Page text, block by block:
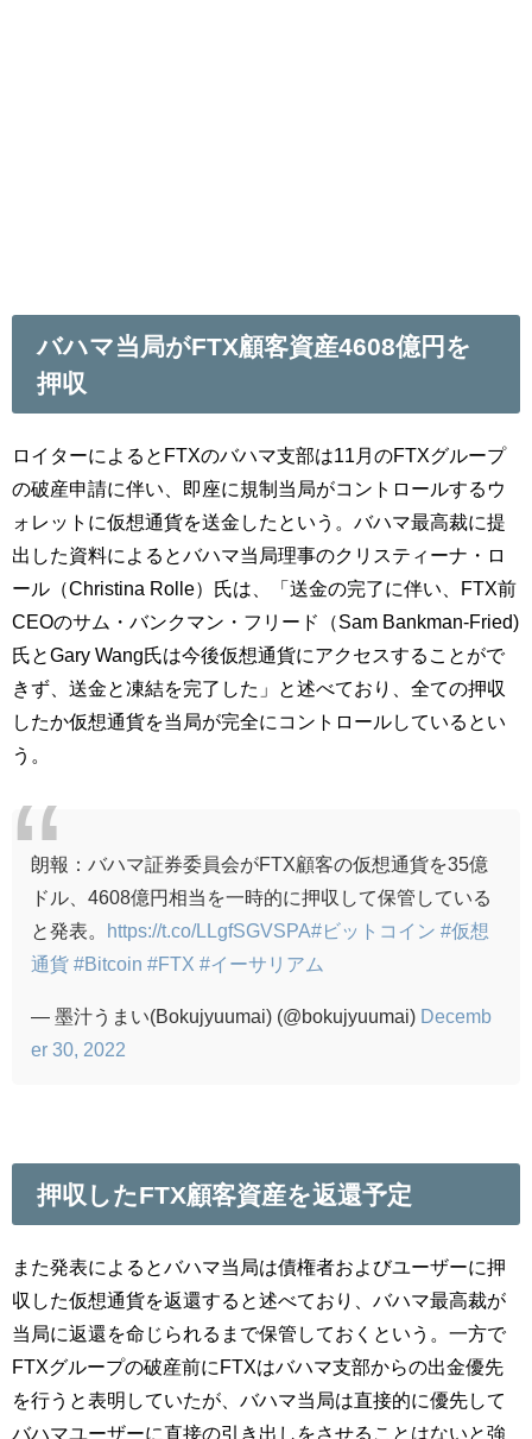
バハマ当局がFTX顧客資産4608億円を
押収
ロイターによるとFTXのバハマ支部は11月のFTXグループ
の破産申請に伴い、即座に規制当局がコントロールするウ
ォレットに仮想通貨を送金したという。バハマ最高裁に提
出した資料によるとバハマ当局理事のクリスティーナ・ロ
ール（Christina Rolle）氏は、「送金の完了に伴い、FTX前
CEOのサム・バンクマン・フリード（Sam Bankman-Fried)
氏とGary Wang氏は今後仮想通貨にアクセスすることがで
きず、送金と凍結を完了した」と述べており、全ての押収
したか仮想通貨を当局が完全にコントロールしているとい
う。
朗報：バハマ証券委員会がFTX顧客の仮想通貨を35億
ドル、4608億円相当を一時的に押収して保管している
と発表。
https://t.co/LLgfSGVSPA#ビットコイン #仮想
通貨 #Bitcoin #FTX #イーサリアム
— 墨汁うまい(Bokujyuumai) (@bokujyuumai) Decemb
er 30, 2022
押収したFTX顧客資産を返還予定
また発表によるとバハマ当局は債権者およびユーザーに押
収した仮想通貨を返還すると述べており、バハマ最高裁が
当局に返還を命じられるまで保管しておくという。一方で
FTXグループの破産前にFTXはバハマ支部からの出金優先
を行うと表明していたが、バハマ当局は直接的に優先して
バハマユーザーに直接の引き出しをさせることはないと強